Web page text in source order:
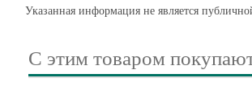
Указанная информация не является
С этим товаром